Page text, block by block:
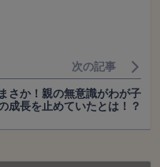
次の記事
まさか！親の無意識がわが子
成長を止めていたとは！？